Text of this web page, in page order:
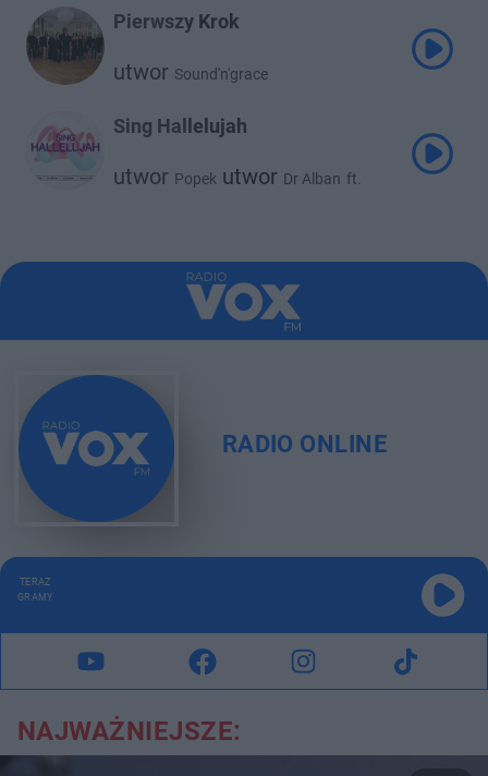
Pierwszy Krok
utwor Sound'n'grace
Sing Hallelujah
utwor Popek utwor Dr Alban ft.
RADIO ONLINE
TERAZ
GRAMY
NAJWAŻNIEJSZE: